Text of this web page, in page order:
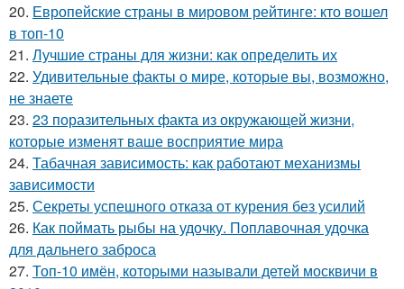
20. Европейские страны в мировом рейтинге: кто вошел
в топ-10
21. Лучшие страны для жизни: как определить их
22. Удивительные факты о мире, которые вы, возможно,
не знаете
23. 23 поразительных факта из окружающей жизни,
которые изменят ваше восприятие мира
24. Табачная зависимость: как работают механизмы
зависимости
25. Секреты успешного отказа от курения без усилий
26. Как поймать рыбы на удочку. Поплавочная удочка
для дальнего заброса
27. Топ-10 имён, которыми называли детей москвичи в